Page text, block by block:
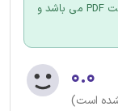
ادوار گذشته سازمان فنی و حرفه ای با فرمت PDF می باشد و
۰.۰
است)